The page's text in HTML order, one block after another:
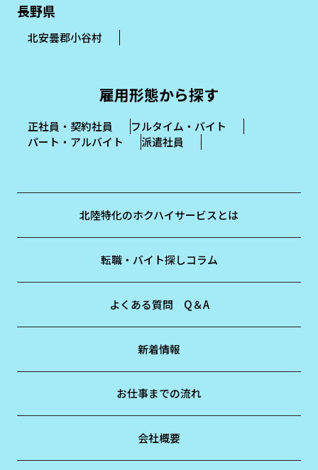
長野県
北安曇郡小谷村
雇用形態から探す
正社員・契約社員
フルタイム・バイト
パート・アルバイト
派遣社員
北陸特化のホクハイサービスとは
転職・バイト探しコラム
よくある質問 Q＆A
新着情報
お仕事までの流れ
会社概要